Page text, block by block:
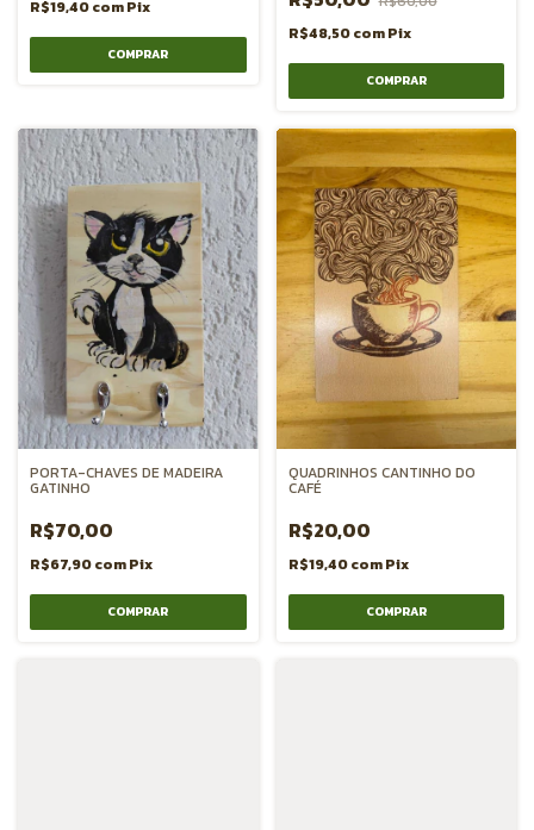
R$19,40comPix
R$48,50comPix
PORTA-CHAVES DE MADEIRA
GATINHO
R$70,00
R$67,90comPix
QUADRINHOS CANTINHO DO
CAFÉ
R$20,00
R$19,40comPix
COMPRAR